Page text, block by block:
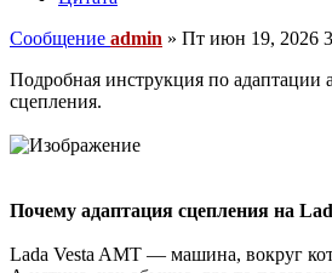
Сообщение admin » Пт июн 19, 2026
Подробная инструкция по адаптации
сцепления.
Почему адаптация сцепления на
Lada Vesta AMT — машина, вокруг